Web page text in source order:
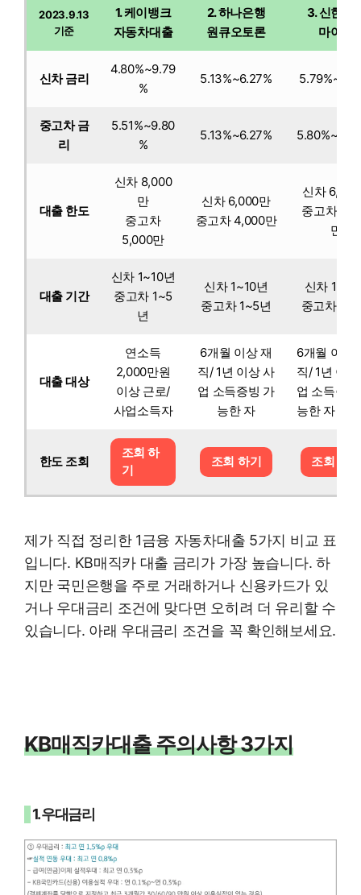
2023.9.13
기준
1. 케이뱅크
자동차대출
2. 하나은행
원큐오토론
3. 신한은
마이카
신차 금리
4.80%~9.79
%
5.13%~6.27%
중고차 금
리
5.51%~9.80
%
5.13%~6.27%
대출 한도
신차 8,000
만
중고차
5,000만
신차 6,000만
중고차 4,000만
신차
중고차
만
대출 기간
신차 1~10년
중고차 1~5
년
신차 1~10년
중고차 1~5년
신차 1~10
중고차
대출 대상
연소득
2,000만원
이상 근로/
사업소득자
6개월 이상 재
직/ 1년 이상 사
업 소득증빙 가
능한 자
6개월 이상
직/ 1년 이
업 소득증
능한 자
한도 조회
조회 하
기
조회 하기 조회 하기
제가 직접 정리한 1금융 자동차대출 5가지 비교 표
입니다. KB매직카 대출 금리가 가장 높습니다. 하
지만 국민은행을 주로 거래하거나 신용카드가 있
거나 우대금리 조건에 맞다면 오히려 더 유리할 수
있습니다. 아래 우대금리 조건을 꼭 확인해보세요.
KB매직카대출 주의사항 3가지
1. 우대금리